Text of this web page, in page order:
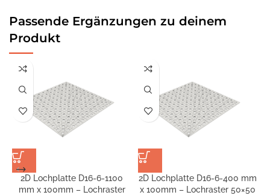
Passende Ergänzungen zu deinem
Produkt
2D Lochplatte D16-6-1100
mm x 100mm – Lochraster
2D Lochplatte D16-6-400 mm
x 100mm – Lochraster 50×50